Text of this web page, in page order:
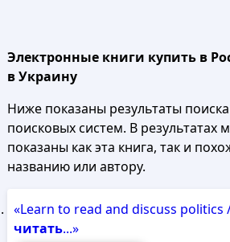
Электронные книги купить в
в Украину
Ниже показаны результаты
поисковых систем. В результатах
показаны как эта книга, так и
названию или автору.
«Learn to read and discuss politics
читать...»